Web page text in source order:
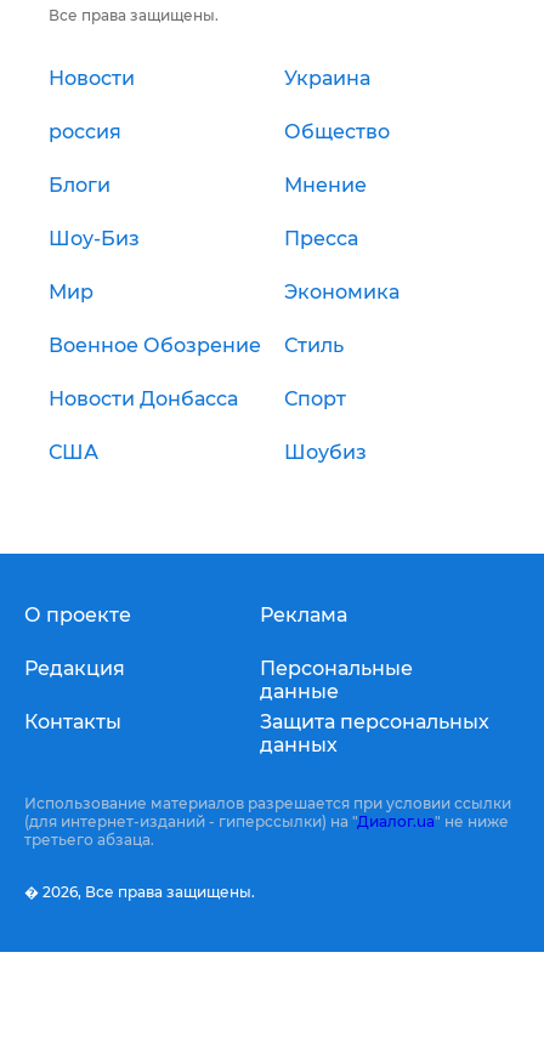
Все права защищены.
Новости Украина
россия Общество
Блоги Мнение
Шоу-Биз Пресса
Мир Экономика
Военное Обозрение Стиль
Новости Донбасса Спорт
США Шоубиз
О проекте
Редакция
Контакты
Реклама
Персональные
данные
Защита персональных
данных
Использование материалов разрешается при условии ссылки
(для интернет-изданий - гиперссылки) на "Диалог.ua" не ниже
третьего абзаца.
� 2026, Все права защищены.